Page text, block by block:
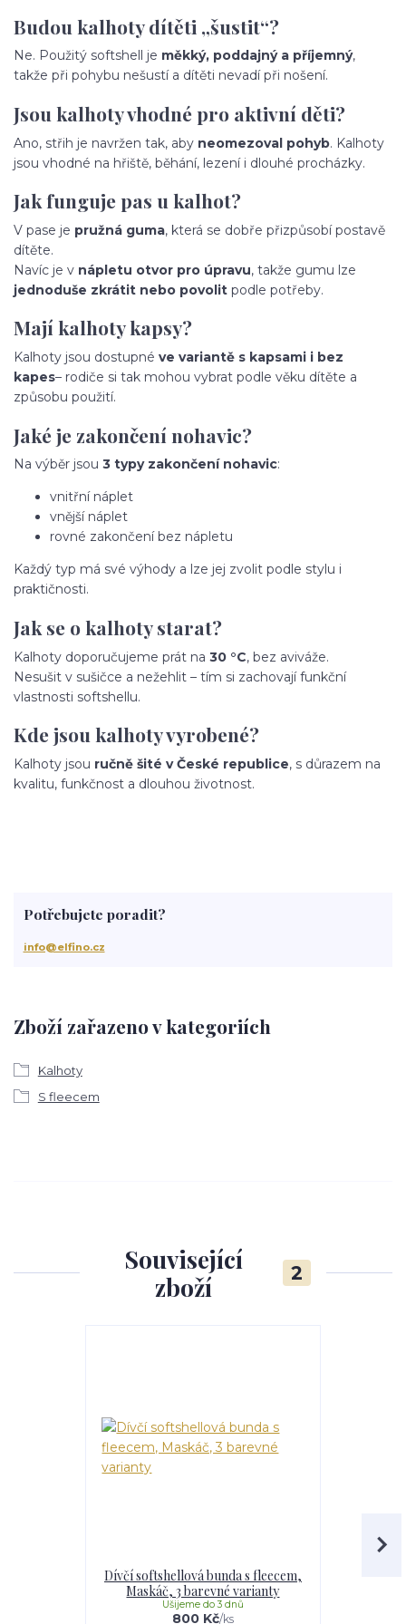
Budou kalhoty dítěti „šustit“?
Ne. Použitý softshell je měkký, poddajný a příjemný,
takže při pohybu nešustí a dítěti nevadí při nošení.
Jsou kalhoty vhodné pro aktivní děti?
Ano, střih je navržen tak, aby neomezoval pohyb. Kalhoty
jsou vhodné na hřiště, běhání, lezení i dlouhé procházky.
Jak funguje pas u kalhot?
V pase je pružná guma, která se dobře přizpůsobí postavě
dítěte.
Navíc je v nápletu otvor pro úpravu, takže gumu lze
jednoduše zkrátit nebo povolit podle potřeby.
Mají kalhoty kapsy?
Kalhoty jsou dostupné ve variantě s kapsami i bez
kapes– rodiče si tak mohou vybrat podle věku dítěte a
způsobu použití.
Jaké je zakončení nohavic?
Na výběr jsou 3 typy zakončení nohavic:
vnitřní náplet
vnější náplet
rovné zakončení bez nápletu
Každý typ má své výhody a lze jej zvolit podle stylu i
praktičnosti.
Jak se o kalhoty starat?
Kalhoty doporučujeme prát na 30 °C, bez aviváže.
Nesušit v sušičce a nežehlit – tím si zachovají funkční
vlastnosti softshellu.
Kde jsou kalhoty vyrobené?
Kalhoty jsou ručně šité v České republice, s důrazem na
kvalitu, funkčnost a dlouhou životnost.
Zboží zařazeno v kategoriích
Kalhoty
S fleecem
Potřebujete poradit?
info@elfino.cz
Související
zboží
2
Dívčí softshellová bunda s fleecem,
Maskáč, 3 barevné varianty
800 Kč/ks
Ušijeme do 3 dnů